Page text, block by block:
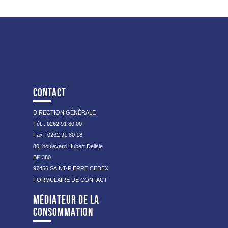
premiers enfants à partir du 15 novembre 2017 dans
Contact : Christine LAGARRIGUE, Chef de Service
SAT TSA : 06 93 91 37 12 ou par mail accueil.sat-
Télécharger la brochure du_SAT TSA – 2017
CONTACT
DIRECTION GÉNÉRALE
Tél. : 0262 91 80 00
Fax : 0262 91 80 18
80, boulevard Hubert Delisle
BP 380
97456 SAINT-PIERRE CEDEX
FORMULAIRE DE CONTACT
MÉDIATEUR DE LA
CONSOMMATION